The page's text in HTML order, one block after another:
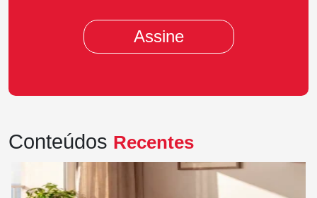
Conteúdos Recentes